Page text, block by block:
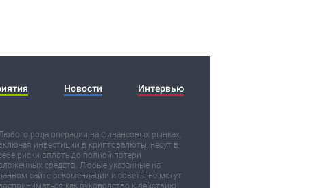
Новости Интервью
рода операции на финансовых рынках,
инвестиции в криптовалюты, несут в
риски вплоть до полной потери
средств. Любые указанные на
сайте рекомендации и советы не могут
как руководство к действию.